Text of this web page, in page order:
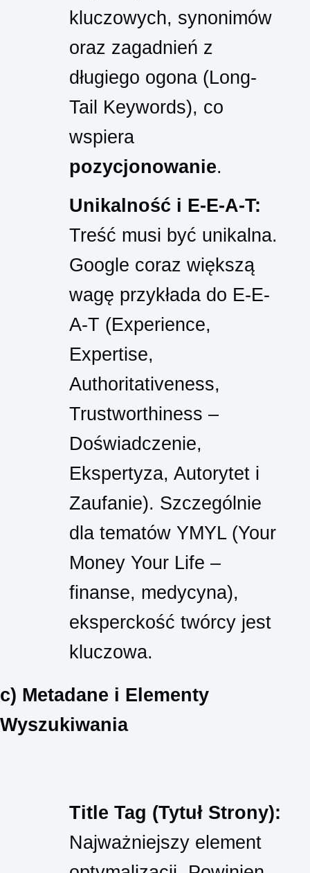
kluczowych, synonimów
oraz zagadnień z
długiego ogona (Long-
Tail Keywords), co
wspiera
pozycjonowanie.
Unikalność i E-E-A-T:
Treść musi być unikalna.
Google coraz większą
wagę przykłada do E-E-
A-T (Experience,
Expertise,
Authoritativeness,
Trustworthiness –
Doświadczenie,
Ekspertyza, Autorytet i
Zaufanie). Szczególnie
dla tematów YMYL (Your
Money Your Life –
finanse, medycyna),
eksperckość twórcy jest
kluczowa.
c) Metadane i Elementy
Wyszukiwania
Title Tag (Tytuł Strony):
Najważniejszy element